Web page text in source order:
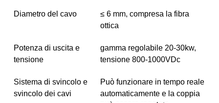
Diametro del cavo
≤ 6 mm, compresa la fibra
ottica
Potenza di uscita e
tensione
gamma regolabile 20-30kw,
tensione 800-1000VDc
Sistema di svincolo e
svincolo dei cavi
Può funzionare in tempo reale
automaticamente e la coppia